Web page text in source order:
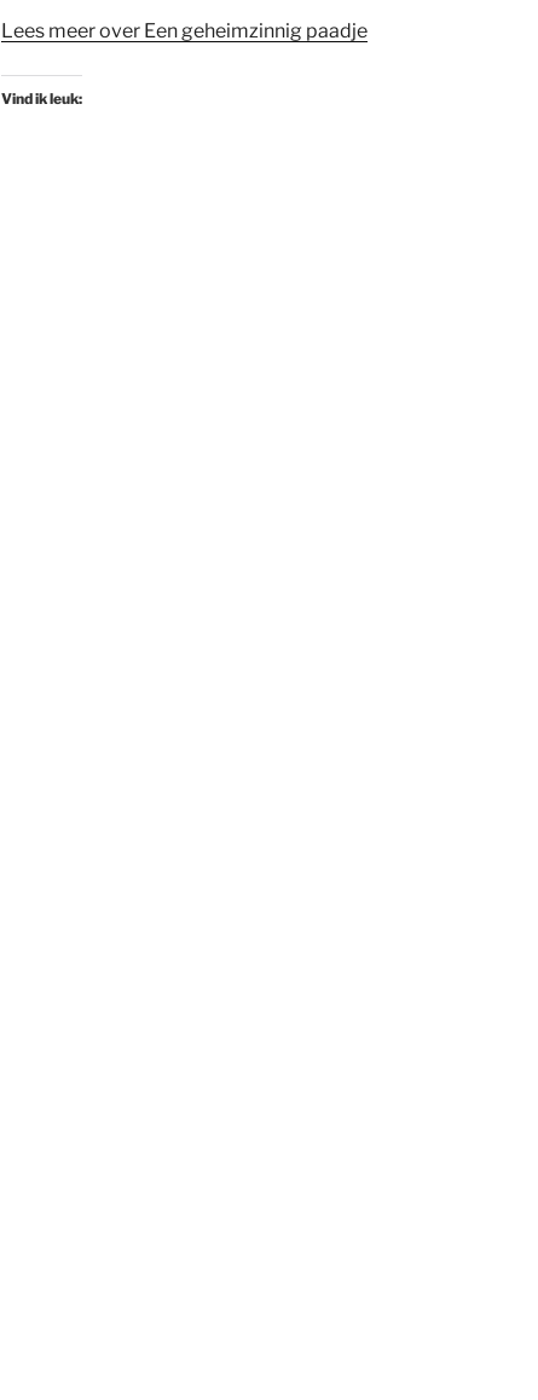
Lees meer over Een geheimzinnig paadje
Vind ik leuk: